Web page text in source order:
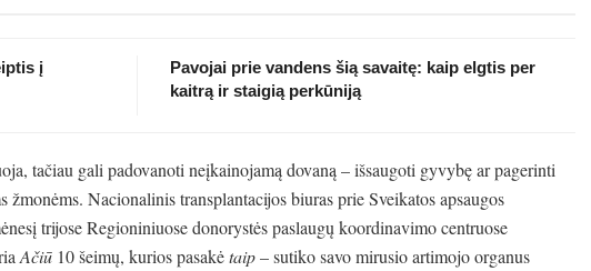
į
Pavojai prie vandens šią savaitę: kaip elgtis per
kaitrą ir staigią perkūniją
tačiau gali padovanoti neįkainojamą dovaną – išsaugoti gyvybę ar pagerinti
žmonėms. Nacionalinis transplantacijos biuras prie Sveikatos apsaugos
trijose Regioniniuose donorystės paslaugų koordinavimo centruose
Ačiū 10 šeimų, kurios pasakėtaip– sutiko savo mirusio artimojo organus